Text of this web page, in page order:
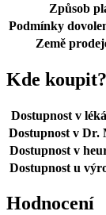
Způsob
Podmínky
Země
Kde koupit?
Dostupnost v
Dostupnost v Dr.
Dostupnost v
Dostupnost u
Hodnocení